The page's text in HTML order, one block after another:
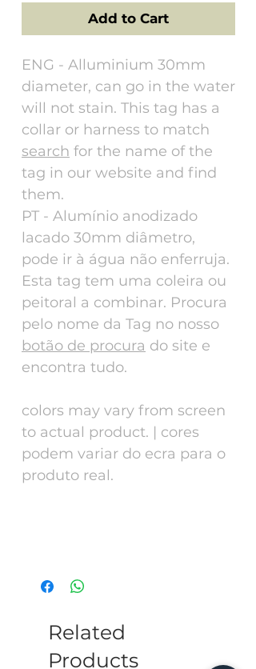
Add to Cart
ENG - Alluminium 30mm
diameter, can go in the water
will not stain. This tag has a
collar or harness to match
search for the name of the
tag in our website and find
them.
PT - Alumínio anodizado
lacado 30mm diâmetro,
pode ir à água não enferruja.
Esta tag tem uma coleira ou
peitoral a combinar. Procura
pelo nome da Tag no nosso
botão de procura do site e
encontra tudo.
colors may vary from screen
to actual product. | cores
podem variar do ecra para o
produto real.
go in the water will not stain. This tag
has a collar or harness to match search
and find them.
PT - Alumínio anodizado lacado 30mm
Related
Products